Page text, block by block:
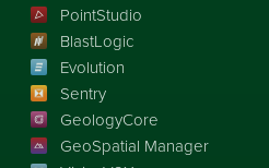
PointStudio
BlastLogic
Evolution
Sentry
GeologyCore
GeoSpatial Manager